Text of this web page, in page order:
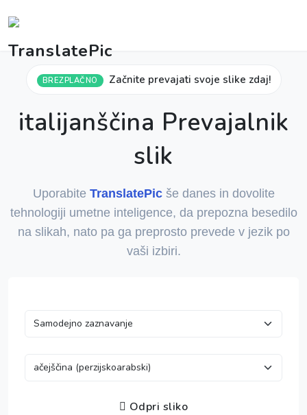
BREZPLAČNO Začnite prevajati svoje slike zdaj!
italijanščina Prevajalnik
slik
Uporabite TranslatePicše danes in dovolite
tehnologiji umetne inteligence, da prepozna besedilo
na slikah, nato pa ga preprosto prevede v jezik po
vaši izbiri.
Odpri sliko